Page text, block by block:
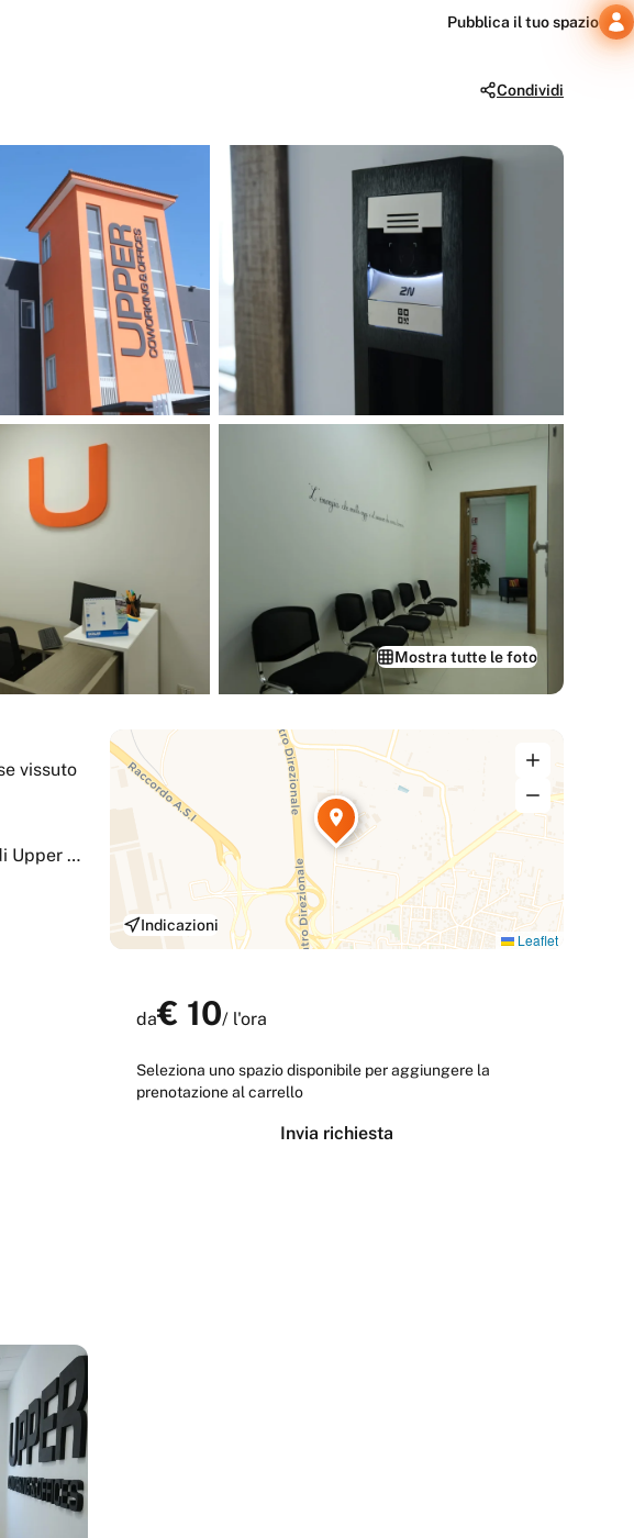
Pubblica il tuo spazio
Condividi
Mostra tutte le foto
vissuto
Upper è
Leaflet
Indicazioni
da€ 10/ l'ora
Seleziona uno spazio disponibile per aggiungere la
prenotazione al carrello
Invia richiesta